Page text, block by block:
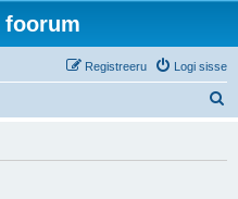
Logi sisse
Registreeru